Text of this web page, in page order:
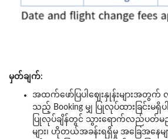
မှတ်ချက်:
အထက်ဖော်ပြပါဈေးနှုန်းများအ
သည့် Booking မျှ ပြုလုပ်ထားခြင်းမရှိပ
ပြုလုပ်ချိန်တွင် သွားရောက်လည်ပတ်မ
များ၊ ဟိုတယ်အခန်းရရှိမှု အခြေအနေ